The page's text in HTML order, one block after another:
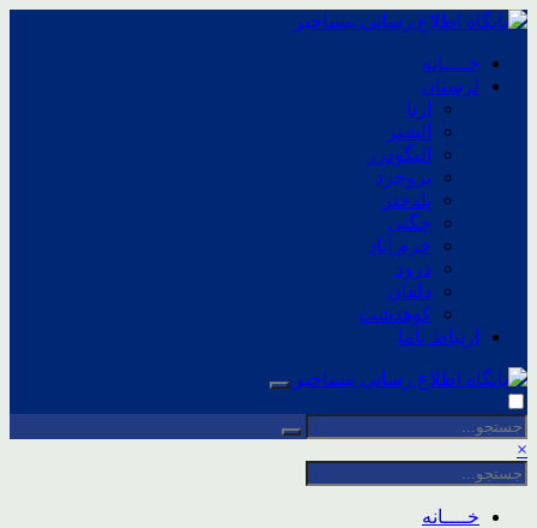
خــــانه
لرستان
ازنا
الشتر
الیگودرز
بروجرد
پلدختر
چگنی
خرم آباد
درود
دلفان
کوهدشت
ارتباط باما
×
خــــانه